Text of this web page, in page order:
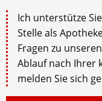
Ich unterstütze
Stelle als
Fragen zu
Ablauf nach Ihrer
melden Sie sich